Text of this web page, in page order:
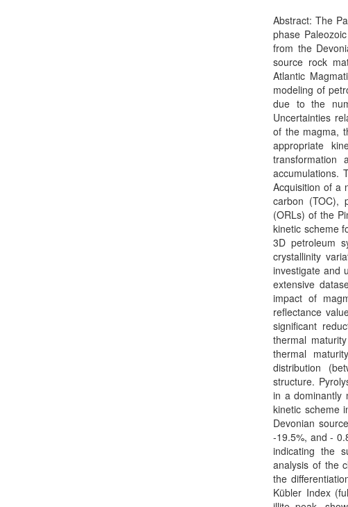
Abstract: The
phase
from the
source rock
Atlantic
modeling of
due to the
Uncertainties
of the magma,
appropriate
accumulations.
Acquisition of a
carbon (TOC),
(ORLs) of the
kinetic scheme
3D petroleum
crystallinity
investigate and
extensive
impact of
reflectance
significant
thermal
thermal
distribution
structure.
in a dominantly
kinetic scheme
Devonian
-19.5%, and -
indicating the
analysis of the
the
Kübler Index